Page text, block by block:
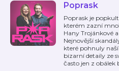
Poprask
Poprask je
kterém zazní
Hany Trojánkové
Nejnovější
které pohnuly
bizarní detaily ze
často jen z obálek